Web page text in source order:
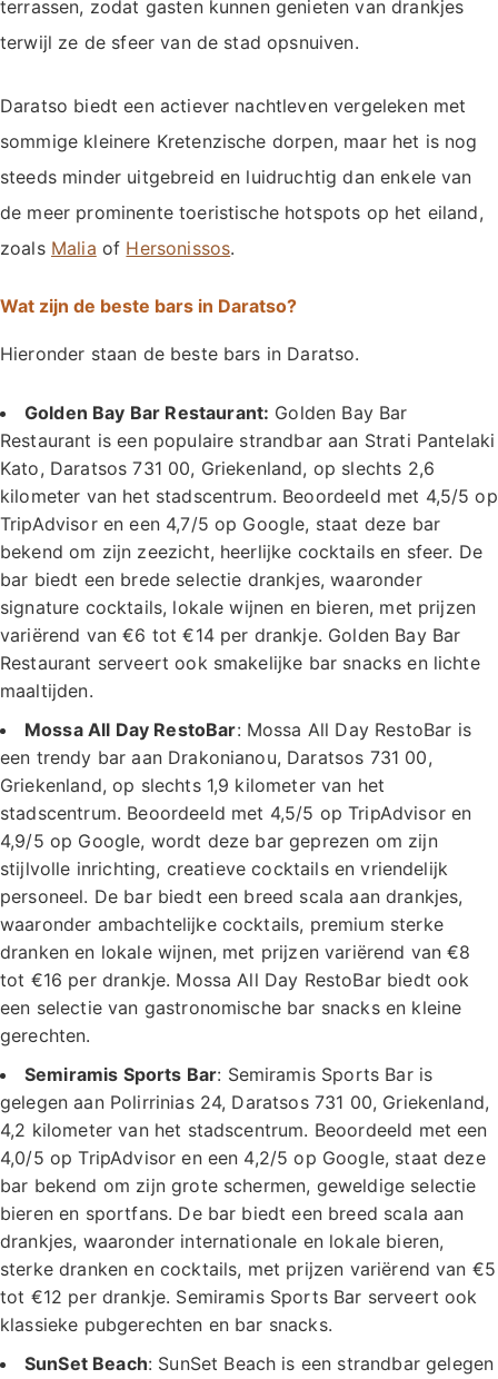
terrassen, zodat gasten kunnen genieten van drankjes
terwijl ze de sfeer van de stad opsnuiven.
Daratso biedt een actiever nachtleven vergeleken met
sommige kleinere Kretenzische dorpen, maar het is nog
steeds minder uitgebreid en luidruchtig dan enkele van
de meer prominente toeristische hotspots op het eiland,
zoals Malia of Hersonissos.
Wat zijn de beste bars in Daratso?
Hieronder staan de beste bars in Daratso.
Golden Bay Bar Restaurant: Golden Bay Bar
Restaurant is een populaire strandbar aan Strati Pantelaki
Kato, Daratsos 731 00, Griekenland, op slechts 2,6
kilometer van het stadscentrum. Beoordeeld met 4,5/5 op
TripAdvisor en een 4,7/5 op Google, staat deze bar
bekend om zijn zeezicht, heerlijke cocktails en sfeer. De
bar biedt een brede selectie drankjes, waaronder
signature cocktails, lokale wijnen en bieren, met prijzen
variërend van €6 tot €14 per drankje. Golden Bay Bar
Restaurant serveert ook smakelijke bar snacks en lichte
maaltijden.
Mossa All Day RestoBar: Mossa All Day RestoBar is
een trendy bar aan Drakonianou, Daratsos 731 00,
Griekenland, op slechts 1,9 kilometer van het
stadscentrum. Beoordeeld met 4,5/5 op TripAdvisor en
4,9/5 op Google, wordt deze bar geprezen om zijn
stijlvolle inrichting, creatieve cocktails en vriendelijk
personeel. De bar biedt een breed scala aan drankjes,
waaronder ambachtelijke cocktails, premium sterke
dranken en lokale wijnen, met prijzen variërend van €8
tot €16 per drankje. Mossa All Day RestoBar biedt ook
een selectie van gastronomische bar snacks en kleine
gerechten.
Semiramis Sports Bar: Semiramis Sports Bar is
gelegen aan Polirrinias 24, Daratsos 731 00, Griekenland,
4,2 kilometer van het stadscentrum. Beoordeeld met een
4,0/5 op TripAdvisor en een 4,2/5 op Google, staat deze
bar bekend om zijn grote schermen, geweldige selectie
bieren en sportfans. De bar biedt een breed scala aan
drankjes, waaronder internationale en lokale bieren,
sterke dranken en cocktails, met prijzen variërend van €5
tot €12 per drankje. Semiramis Sports Bar serveert ook
klassieke pubgerechten en bar snacks.
SunSet Beach: SunSet Beach is een strandbar gelegen